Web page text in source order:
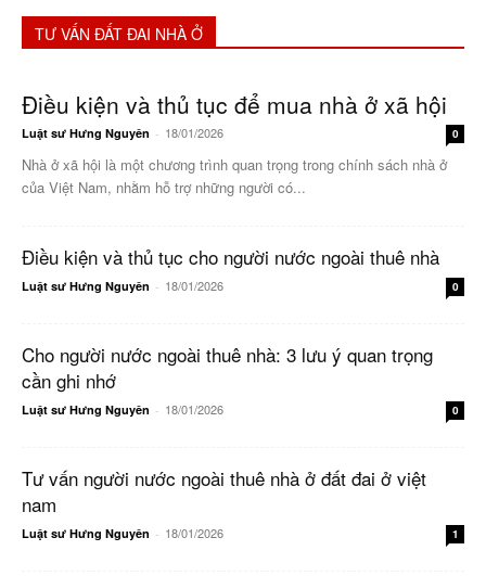
TƯ VẤN ĐẤT ĐAI NHÀ Ở
Điều kiện và thủ tục để mua nhà ở xã hội
Luật sư Hưng Nguyên - 18/01/2026 0
Nhà ở xã hội là một chương trình quan trọng trong chính sách nhà ở
của Việt Nam, nhằm hỗ trợ những người có...
Điều kiện và thủ tục cho người nước ngoài thuê nhà
Luật sư Hưng Nguyên - 18/01/2026 0
Cho người nước ngoài thuê nhà: 3 lưu ý quan trọng
cần ghi nhớ
Luật sư Hưng Nguyên - 18/01/2026 0
Tư vấn người nước ngoài thuê nhà ở đất đai ở việt
nam
Luật sư Hưng Nguyên - 18/01/2026 1